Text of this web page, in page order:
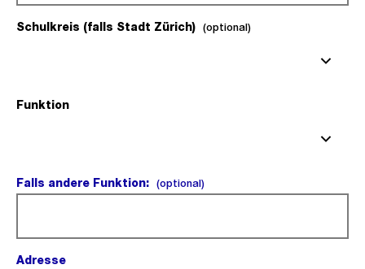
Schulkreis (falls Stadt Zürich) (optional)(optional).
Funktion
Falls andere Funktion: (optional)(optional).
Adresse